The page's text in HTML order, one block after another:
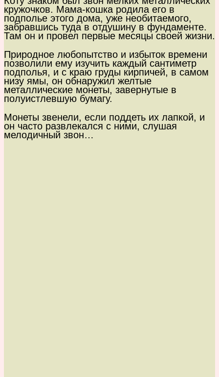
кружочков. Мама-кошка родила его в
подполье этого дома, уже необитаемого,
забравшись туда в отдушину в фундаменте.
Там он и провел первые месяцы своей жизни.
Природное любопытство и избыток времени
позволили ему изучить каждый сантиметр
подполья, и с краю груды кирпичей, в самом
низу ямы, он обнаружил желтые
металлические монеты, завернутые в
полуистлевшую бумагу.
Монеты звенели, если поддеть их лапкой, и
он часто развлекался с ними, слушая
мелодичный звон…